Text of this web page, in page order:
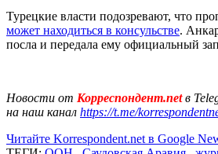
Турецкие власти подозревают, что
может находиться в консульстве.
посла и передала ему официальный
Новости от Корреспондент.netв
на наш канал https://t.me/
Читайте Korrespondent.net в Google